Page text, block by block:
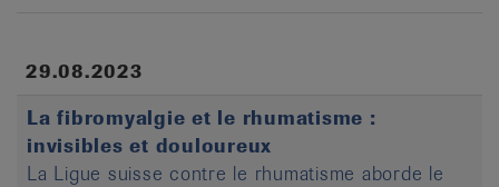
29.08.2023
La fibromyalgie et le rhumatisme :
invisibles et douloureux
La Ligue suisse contre le rhumatisme aborde le